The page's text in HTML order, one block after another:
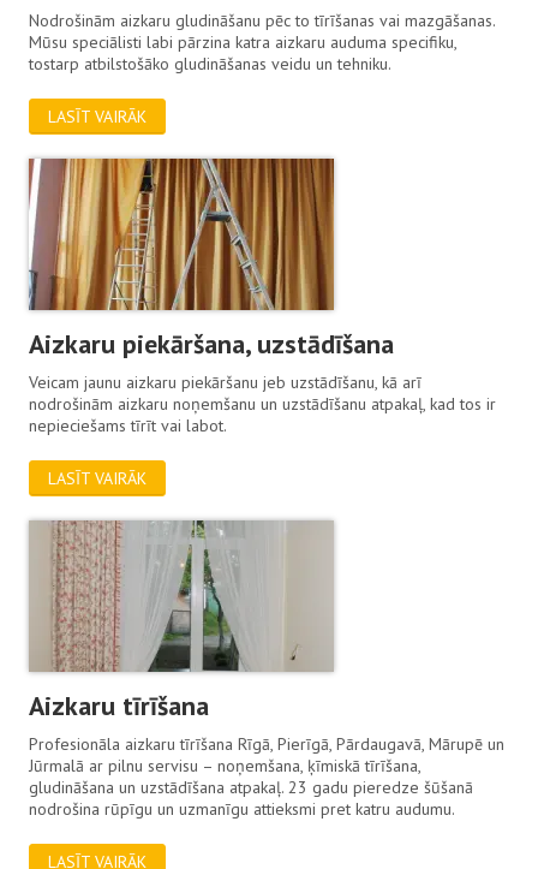
Nodrošinām aizkaru gludināšanu pēc to tīrīšanas vai mazgāšanas.
Mūsu speciālisti labi pārzina katra aizkaru auduma specifiku,
tostarp atbilstošāko gludināšanas veidu un tehniku.
LASĪT VAIRĀK
Aizkaru piekāršana, uzstādīšana
Veicam jaunu aizkaru piekāršanu jeb uzstādīšanu, kā arī
nodrošinām aizkaru noņemšanu un uzstādīšanu atpakaļ, kad tos ir
nepieciešams tīrīt vai labot.
LASĪT VAIRĀK
Aizkaru tīrīšana
Profesionāla aizkaru tīrīšana Rīgā, Pierīgā, Pārdaugavā, Mārupē un
Jūrmalā ar pilnu servisu – noņemšana, ķīmiskā tīrīšana,
gludināšana un uzstādīšana atpakaļ. 23 gadu pieredze šūšanā
nodrošina rūpīgu un uzmanīgu attieksmi pret katru audumu.
LASĪT VAIRĀK